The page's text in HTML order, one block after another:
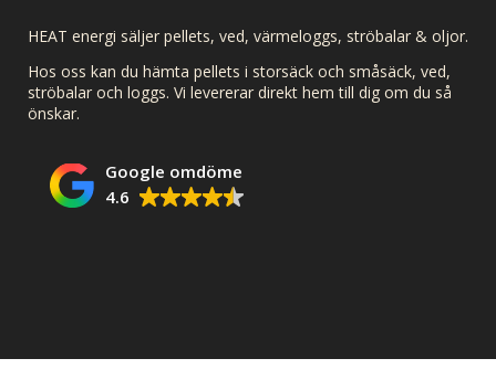
HEAT energi säljer pellets, ved, värmeloggs, ströbalar & oljor.
Hos oss kan du hämta pellets i storsäck och småsäck, ved,
ströbalar och loggs. Vi levererar direkt hem till dig om du så
önskar.
Google omdöme
4.6